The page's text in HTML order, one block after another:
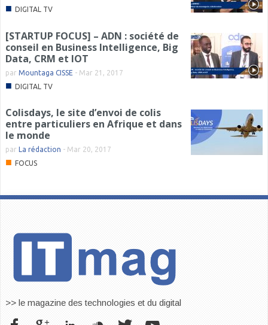
■ DIGITAL TV
[STARTUP FOCUS] – ADN : société de
conseil en Business Intelligence, Big
Data, CRM et IOT
par Mountaga CISSE - Mar 21, 2017
■ DIGITAL TV
Colisdays, le site d’envoi de colis
entre particuliers en Afrique et dans
le monde
par La rédaction - Mar 20, 2017
■ FOCUS
>> le magazine des technologies et du digital